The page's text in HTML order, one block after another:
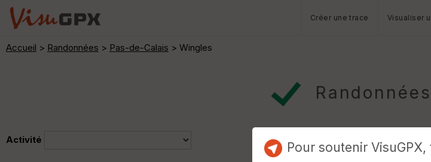
Créer une trace Visualiser
Accueil > Randonnées > Pas-de-Calais > Wingles
Activité
Pour soutenir